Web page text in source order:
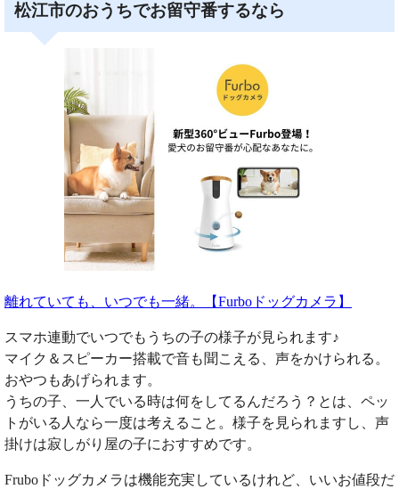
松江市のおうちでお留守番するなら
離れていても、いつでも一緒。【Furboドッグカメラ】
スマホ連動でいつでもうちの子の様子が見られます♪
マイク＆スピーカー搭載で音も聞こえる、声をかけられる。
おやつもあげられます。
うちの子、一人でいる時は何をしてるんだろう？とは、ペッ
トがいる人なら一度は考えること。様子を見られますし、声
掛けは寂しがり屋の子におすすめです。
Fruboドッグカメラは機能充実しているけれど、いいお値段だ